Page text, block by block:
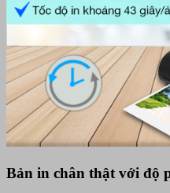
Bản in chân thật với độ